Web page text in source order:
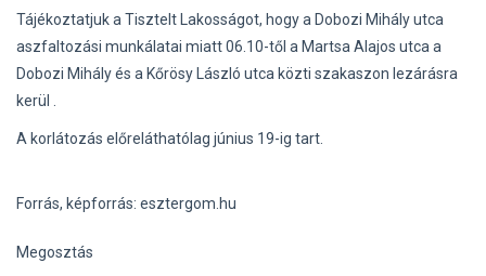
Tájékoztatjuk a Tisztelt Lakosságot, hogy a Dobozi Mihály utca
aszfaltozási munkálatai miatt 06.10-től a Martsa Alajos utca a
Dobozi Mihály és a Kőrösy László utca közti szakaszon lezárásra
kerül .
A korlátozás előreláthatólag június 19-ig tart.
Forrás, képforrás: esztergom.hu
Megosztás